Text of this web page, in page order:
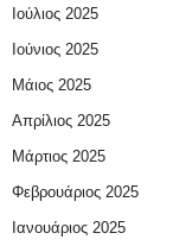
Ιούλιος 2025
Ιούνιος 2025
Μάιος 2025
Απρίλιος 2025
Μάρτιος 2025
Φεβρουάριος 2025
Ιανουάριος 2025